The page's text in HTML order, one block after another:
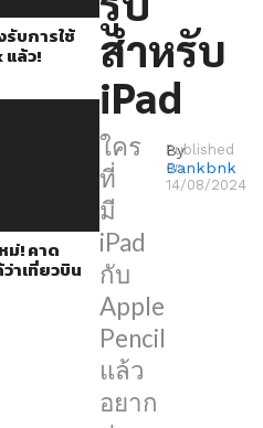
รับการใช้
แล้ว!
ม่! คาด
าเที่ยวบิน
สำหรับ
iPad
ใคร
ที่
มี
iPad
กับ
Apple
Pencil
แล้ว
อยาก
By
Bankbnk
Published
on
14/08/2024
Watch
เป็น
รีโมท
ใน
การ
ถ่าย
ภาพ
ระยะ
ไกล
ทำ
เรา
ให้
ได้